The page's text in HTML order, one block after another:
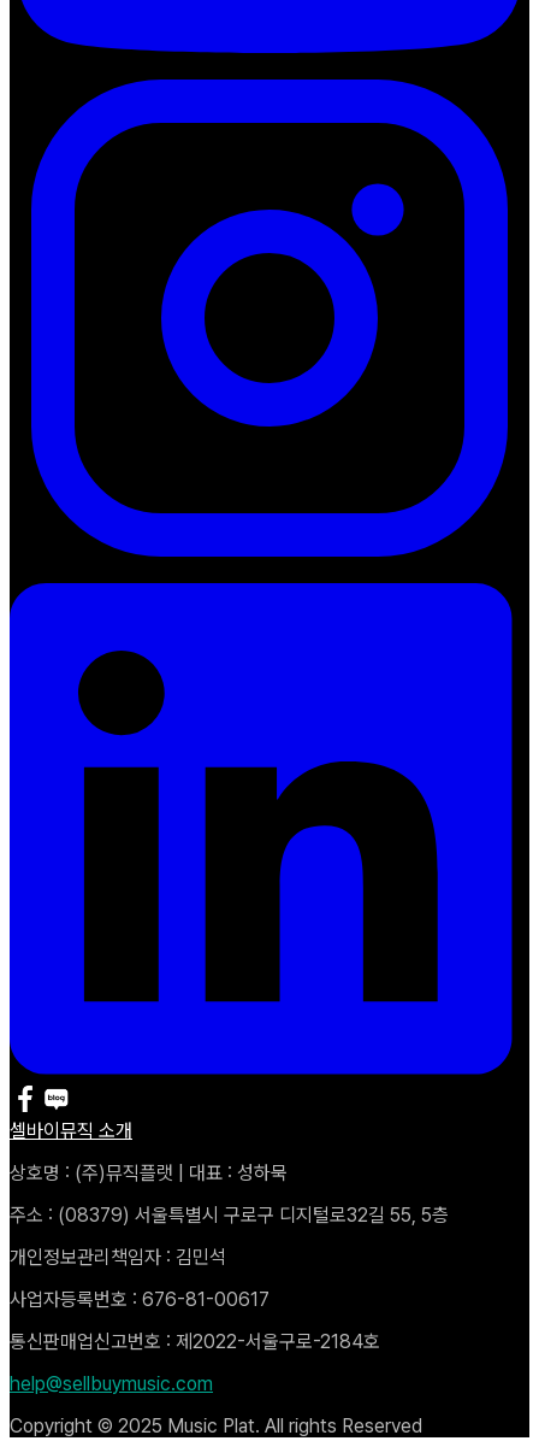
셀바이뮤직 소개
상호명 : (주)뮤직플랫 | 대표 : 성하묵
주소 : (08379) 서울특별시 구로구 디지털로32길 55, 5층
개인정보관리책임자 : 김민석
사업자등록번호 : 676-81-00617
통신판매업신고번호 : 제2022-서울구로-2184호
help@sellbuymusic.com
Copyright © 2025 Music Plat. All rights Reserved